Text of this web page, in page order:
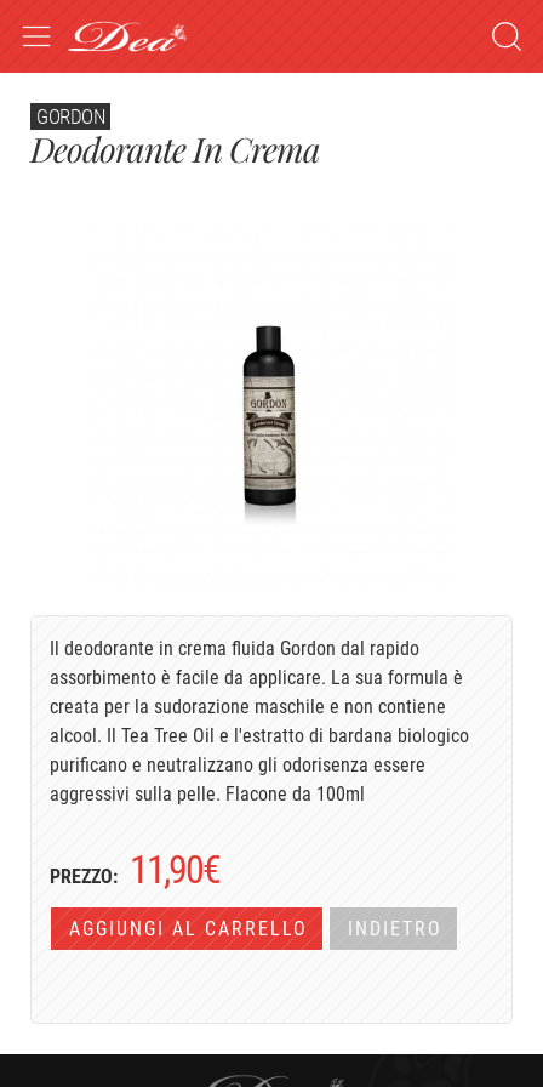
GORDON
Deodorante In Crema
Il deodorante in crema fluida Gordon dal rapido
assorbimento è facile da applicare. La sua formula è
creata per la sudorazione maschile e non contiene
alcool. Il Tea Tree Oil e l'estratto di bardana biologico
purificano e neutralizzano gli odorisenza essere
aggressivi sulla pelle. Flacone da 100ml
PREZZO: 11,90€
AGGIUNGI AL CARRELLO INDIETRO